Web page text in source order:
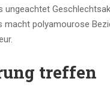
ungeachtet
macht polyamourose
treffen